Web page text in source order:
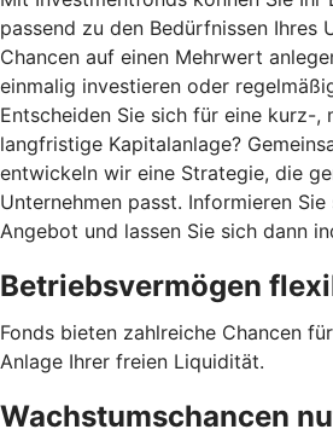
passend zu den Bedürfnissen Ihres
Chancen auf einen Mehrwert
einmalig investieren oder
Entscheiden Sie sich für eine kurz-,
langfristige Kapitalanlage?
entwickeln wir eine Strategie, die
Unternehmen passt. Informieren
Angebot und lassen Sie sich dann
Betriebsvermögen
Fonds bieten zahlreiche Chancen
Anlage Ihrer freien Liquidität.
Wachstumschancen